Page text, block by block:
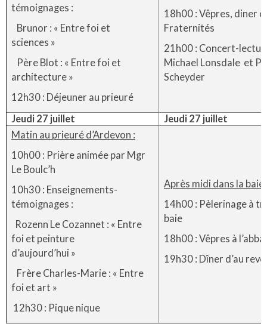
témoignages :
Brunor : « Entre foi et
sciences »
Père Blot : « Entre foi et
architecture »
12h30 : Déjeuner au prieuré
18h00 : Vêpres, diner
Fraternités
21h00 : Concert-
Michael Lonsdale et
Scheyder
Jeudi 27 juillet
Jeudi 27 juillet
Matin au prieuré d’Ardevon :
10h00 : Prière animée par Mgr
Le Boulc’h
10h30 : Enseignements-
témoignages :
Rozenn Le Cozannet : « Entre
foi et peinture
d’aujourd’hui »
Frère Charles-Marie : « Entre
foi et art »
12h30 : Pique nique
Après midi dans la baie
14h00 : Pèlerinage à
baie
18h00 : Vêpres à
19h30 : Dîner d’au